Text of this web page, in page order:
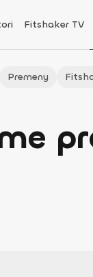
Fitshaker TV
Premeny